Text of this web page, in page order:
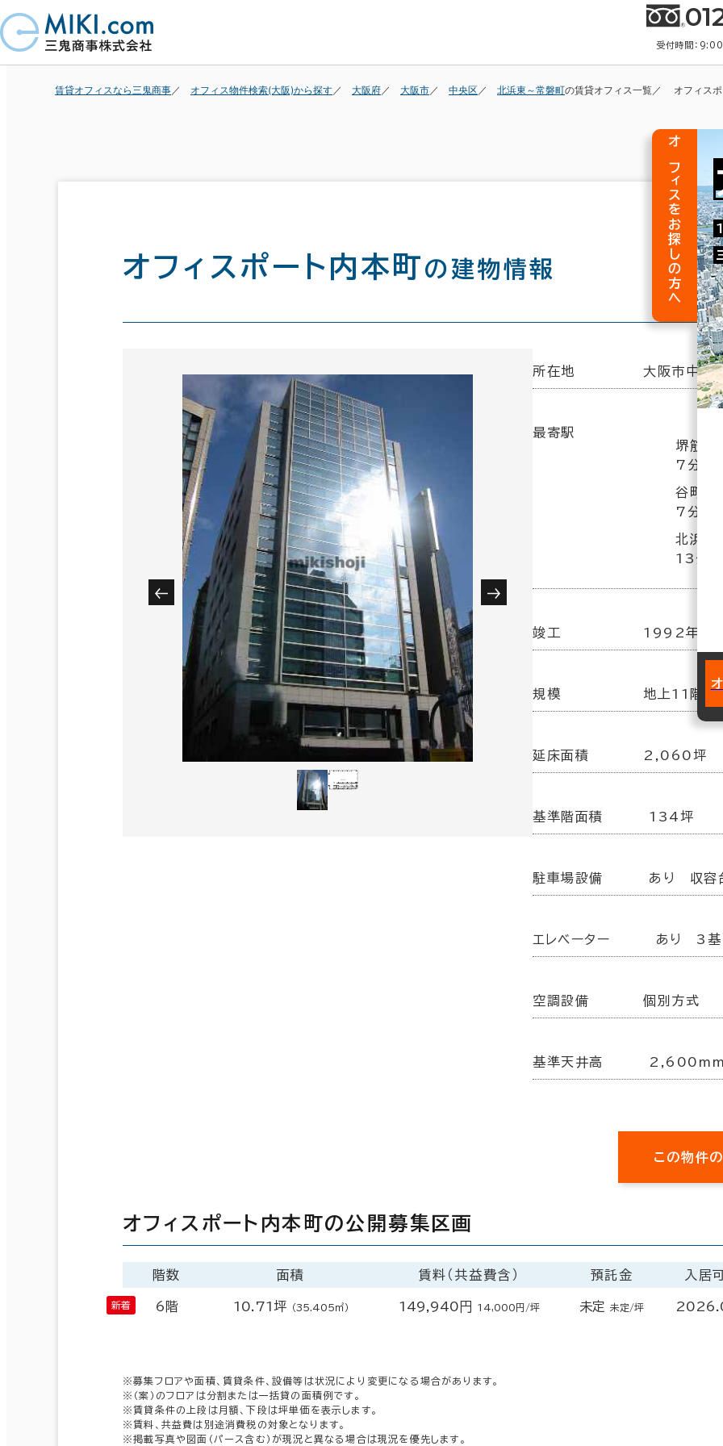
受付時間：
賃貸オフィスなら三鬼商事 オフィス物件検索(大阪)から探す 大阪府 大阪市 中央区 北浜東～常磐町の賃貸オフィス一覧 オフィス
オフィスポート内本町 の建物情報
所在地 大阪市中
最寄駅
堺筋本
7分
谷町四
7分
北浜
13分
竣工 1992年 5
規模 地上11階／
延床面積 2,060坪
基準階面積 134坪
駐車場設備 あり 収容
エレベーター あり 3基
空調設備 個別方式
基準天井高 2,600mm
この物件
オフィスポート内本町の公開募集区画
階数 面積 賃料（共益費含） 預託金 入居
6階 10.71坪 （35.405㎡） 149,940円 14,000円/坪 未定 未定/坪
※募集フロアや面積、賃貸条件、設備等は状況により変更になる場合があります。
※（案）のフロアは分割または一括貸の面積例です。
※賃貸条件の上段は月額、下段は坪単価を表示します。
※賃料、共益費は別途消費税の対象となります。
※掲載写真や図面（パース含む）が現況と異なる場合は現況を優先します。
オフィスをお探しの方へ